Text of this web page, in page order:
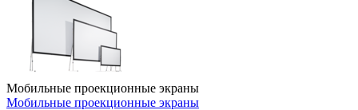
Мобильные проекционные экраны
Мобильные проекционные экраны